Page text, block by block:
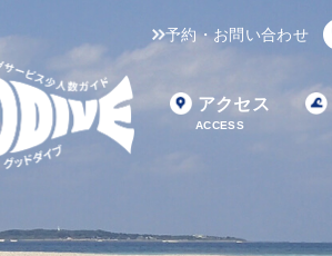
予約・お問い合わせ
アクセス
ACCESS